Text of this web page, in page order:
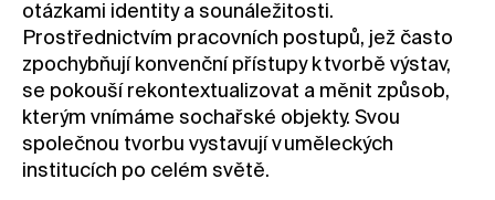
otázkami identity a sounáležitosti.
Prostřednictvím pracovních postupů, jež často
zpochybňují konvenční přístupy k tvorbě výstav,
se pokouší rekontextualizovat a měnit způsob,
kterým vnímáme sochařské objekty. Svou
společnou tvorbu vystavují v uměleckých
institucích po celém světě.